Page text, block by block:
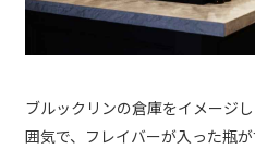
ブルックリンの倉庫をイメージ
囲気で、フレイバーが入った瓶が